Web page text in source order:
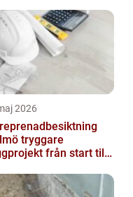
2026
från start till